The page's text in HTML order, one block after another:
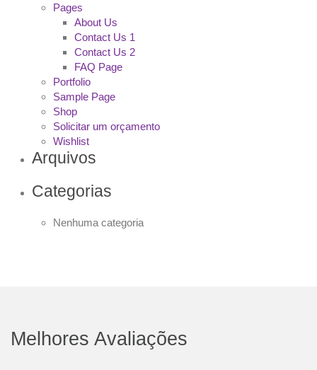
Pages
About Us
Contact Us 1
Contact Us 2
FAQ Page
Portfolio
Sample Page
Shop
Solicitar um orçamento
Wishlist
Arquivos
Categorias
Nenhuma categoria
Melhores Avaliações